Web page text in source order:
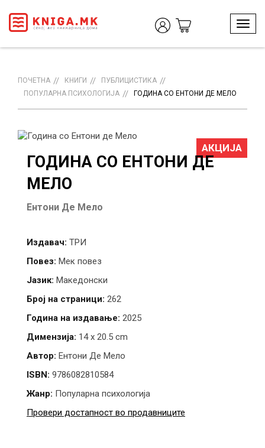
T
o
g
a
i
a
ПОЧЕТНА КНИГИ
ПУБЛИЦИСТИКА
ПОПУЛАРНА ПСИХОЛОГИЈА
ГОДИНА СО ЕНТОНИ ДЕ МЕЛО
АКЦИЈА
ГОДИНА СО ЕНТОНИ ДЕ
МЕЛО
Ентони Де Мело
Издавач: ТРИ
Повез: Мек повез
Јазик: Македонски
Број на страници: 262
Година на издавање: 2025
Димензија: 14 x 20.5 cm
Автор: Ентони Де Мело
ISBN: 9786082810584
Жанр: Популарна психологија
Провери достапност во продавниците